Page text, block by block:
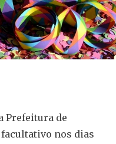
Prefeitura de
nos dias